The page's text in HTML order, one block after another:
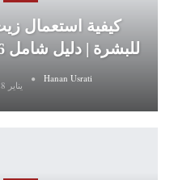
كيفية استعمال
للبشرة | دليل شامل 2026 وصفات…
Hanan Usrati
يناير 28, 2026